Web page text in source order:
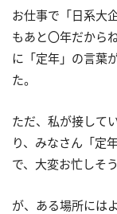
お仕事で「日系大
もあと〇年だから
に「定年」の言葉
た。
ただ、私が接して
り、みなさん「定
で、大変お忙しそ
が、ある場所には